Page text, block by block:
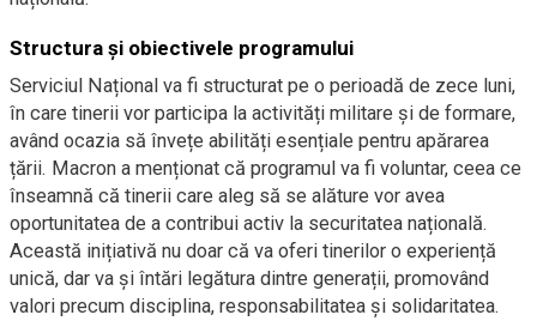
Structura și obiectivele programului
Serviciul Național va fi structurat pe o perioadă de zece luni,
în care tinerii vor participa la activități militare și de formare,
având ocazia să învețe abilități esențiale pentru apărarea
țării. Macron a menționat că programul va fi voluntar, ceea ce
înseamnă că tinerii care aleg să se alăture vor avea
oportunitatea de a contribui activ la securitatea națională.
Această inițiativă nu doar că va oferi tinerilor o experiență
unică, dar va și întări legătura dintre generații, promovând
valori precum disciplina, responsabilitatea și solidaritatea.